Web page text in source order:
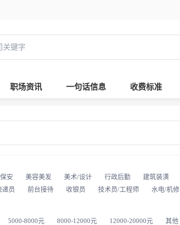
职场资讯 一句话信息 收费标准
安 美容美发 美术/设计 行政后勤 建筑装潢
递员 前台接待 收银员 技术员/工程师 水电/机修
5000-8000元 8000-12000元 12000-20000元 其他